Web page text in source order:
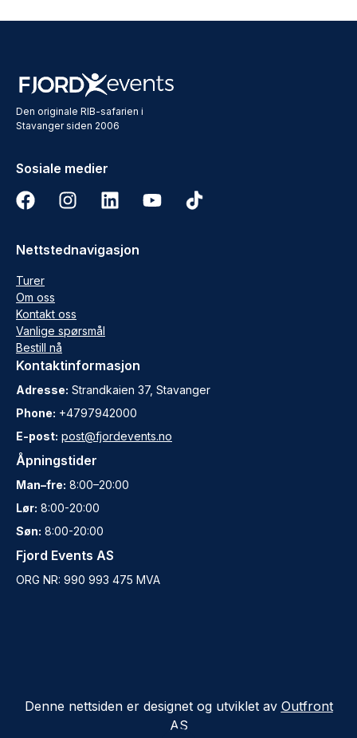
Den originale RIB-safarien i
Stavanger siden 2006
Sosiale medier
Nettstednavigasjon
Turer
Om oss
Kontakt oss
Vanlige spørsmål
Bestill nå
Kontaktinformasjon
Adresse: Strandkaien 37, Stavanger
Phone: +4797942000
E-post: post@fjordevents.no
Åpningstider
Man–fre: 8:00–20:00
Lør: 8:00-20:00
Søn: 8:00-20:00
Fjord Events AS
ORG NR: 990 993 475 MVA
Denne nettsiden er designet og utviklet av Outfront
AS